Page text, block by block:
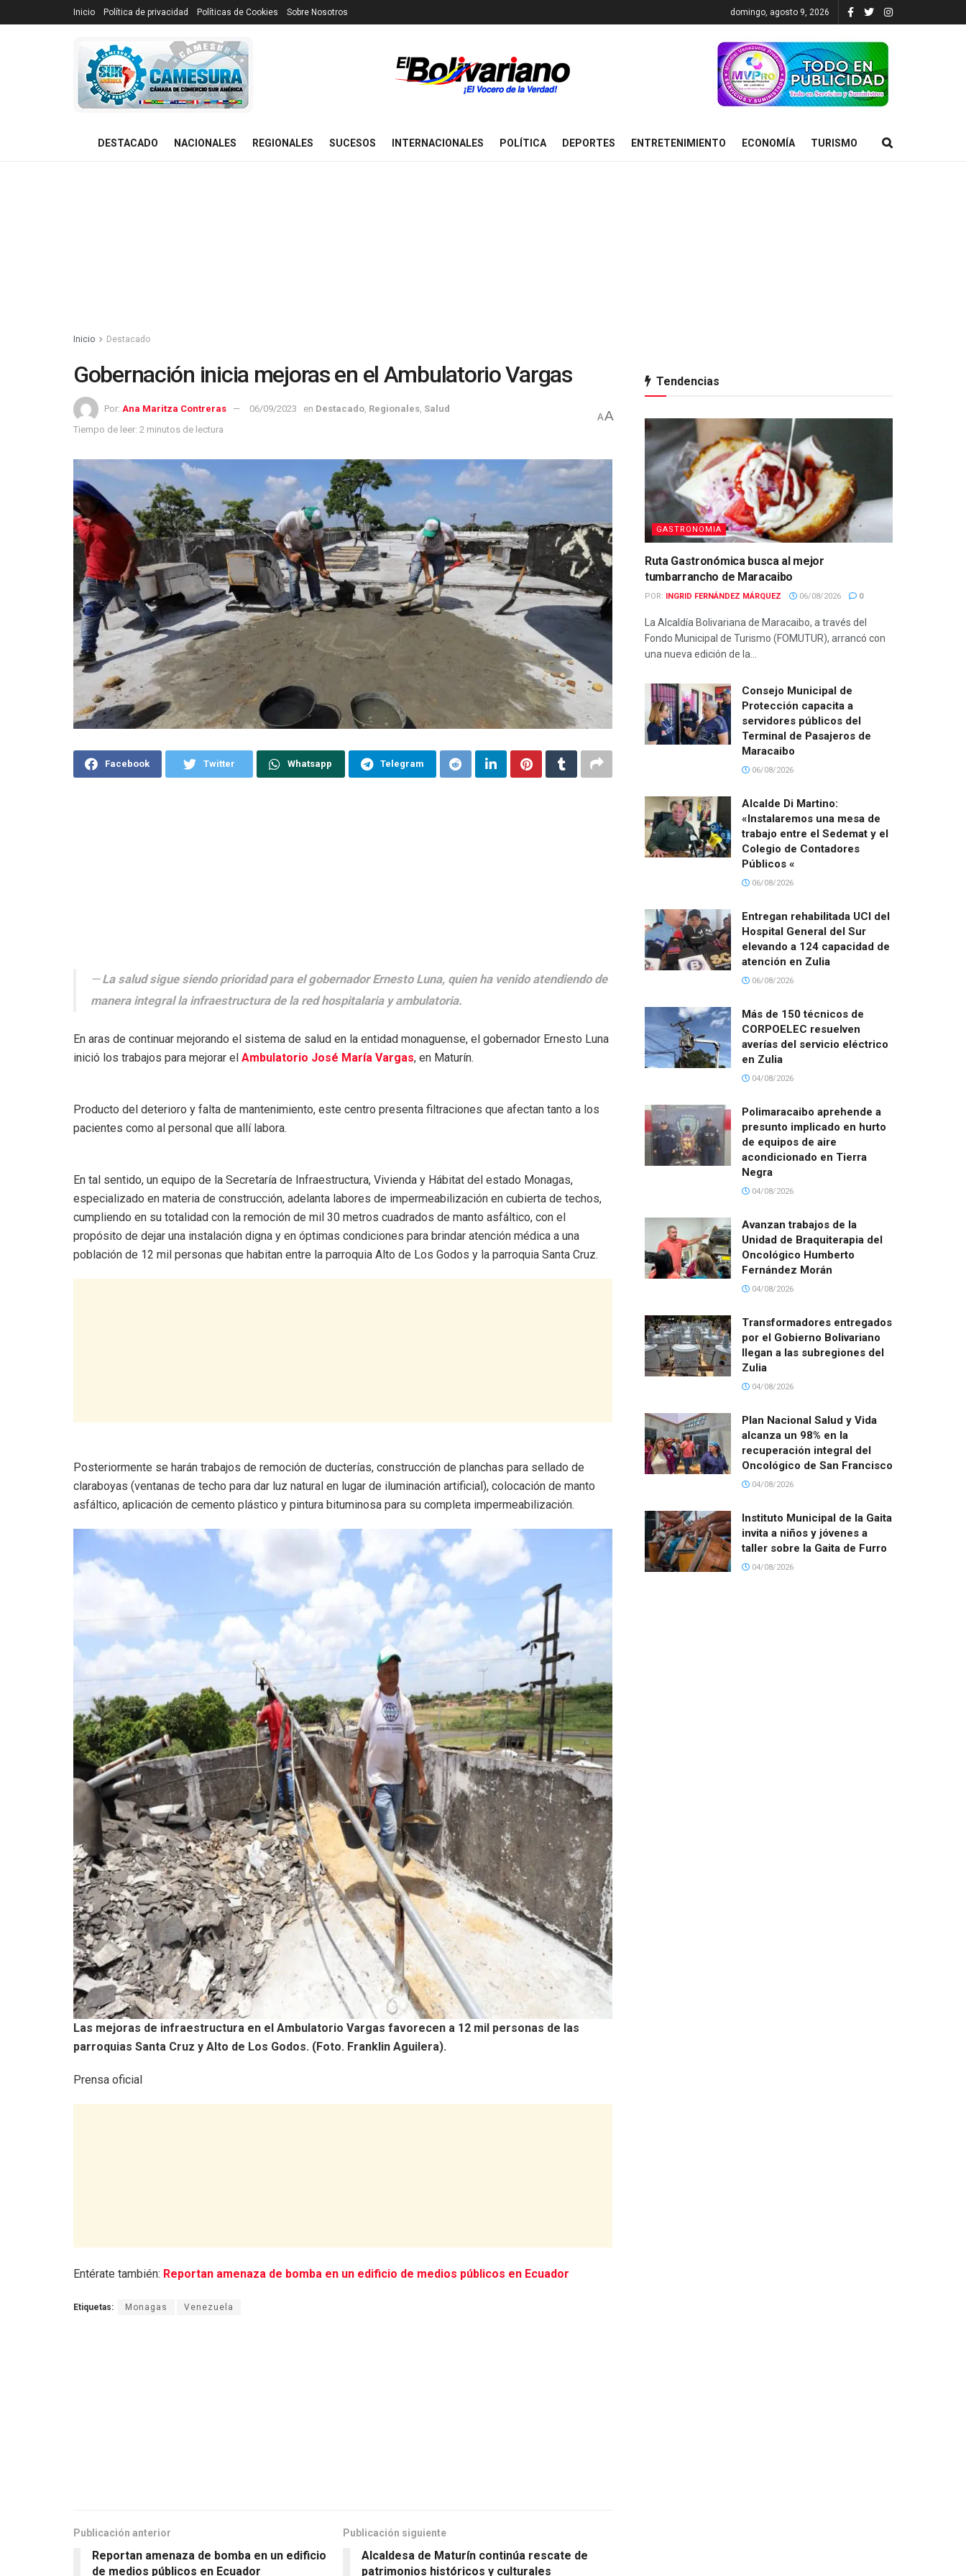
Inicio Política de privacidad Políticas de Cookies Sobre Nosotros domingo, agosto 9, 2026
DESTACADO NACIONALES REGIONALES SUCESOS INTERNACIONALES POLÍTICA DEPORTES ENTRETENIMIENTO ECONOMÍA TURISMO
Inicio Destacado
Gobernación inicia mejoras en el Ambulatorio Vargas
Por: Ana Maritza Contreras 06/09/2023 en Destacado Regionales Salud
Tiempo de leer: 2 minutos de lectura
AA
Facebook Twitter Whatsapp Telegram
La salud sigue siendo prioridad para el gobernador Ernesto Luna, quien ha venido atendiendo de
manera integral la infraestructura de la red hospitalaria y ambulatoria.
En aras de continuar mejorando el sistema de salud en la entidad monaguense, el gobernador Ernesto Luna
inició los trabajos para mejorar el Ambulatorio José María Vargas, en Maturín.
Producto del deterioro y falta de mantenimiento, este centro presenta filtraciones que afectan tanto a los
pacientes como al personal que allí labora.
En tal sentido, un equipo de la Secretaría de Infraestructura, Vivienda y Hábitat del estado Monagas,
especializado en materia de construcción, adelanta labores de impermeabilización en cubierta de techos,
cumpliendo en su totalidad con la remoción de mil 30 metros cuadrados de manto asfáltico, con el
propósito de dejar una instalación digna y en óptimas condiciones para brindar atención médica a una
población de 12 mil personas que habitan entre la parroquia Alto de Los Godos y la parroquia Santa Cruz.
Posteriormente se harán trabajos de remoción de ducterías, construcción de planchas para sellado de
claraboyas (ventanas de techo para dar luz natural en lugar de iluminación artificial), colocación de manto
asfáltico, aplicación de cemento plástico y pintura bituminosa para su completa impermeabilización.
Las mejoras de infraestructura en el Ambulatorio Vargas favorecen a 12 mil personas de las
parroquias Santa Cruz y Alto de Los Godos. (Foto. Franklin Aguilera).
Prensa oficial
Entérate también: Reportan amenaza de bomba en un edificio de medios públicos en Ecuador
Etiquetas: Monagas Venezuela
Publicación anterior
Reportan amenaza de bomba en un edificio
de medios públicos en Ecuador
Publicación siguiente
Alcaldesa de Maturín continúa rescate de
patrimonios históricos y culturales
Tendencias
GASTRONOMIA
Ruta Gastronómica busca al mejor
tumbarrancho de Maracaibo
POR: INGRID FERNÁNDEZ MÁRQUEZ 06/08/2026 0
La Alcaldía Bolivariana de Maracaibo, a través del
Fondo Municipal de Turismo (FOMUTUR), arrancó con
una nueva edición de la...
Consejo Municipal de
Protección capacita a
servidores públicos del
Terminal de Pasajeros de
Maracaibo
06/08/2026
Alcalde Di Martino:
«Instalaremos una mesa de
trabajo entre el Sedemat y el
Colegio de Contadores
Públicos «
06/08/2026
Entregan rehabilitada UCI del
Hospital General del Sur
elevando a 124 capacidad de
atención en Zulia
06/08/2026
Más de 150 técnicos de
CORPOELEC resuelven
averías del servicio eléctrico
en Zulia
04/08/2026
Polimaracaibo aprehende a
presunto implicado en hurto
de equipos de aire
acondicionado en Tierra
Negra
04/08/2026
Avanzan trabajos de la
Unidad de Braquiterapia del
Oncológico Humberto
Fernández Morán
04/08/2026
Transformadores entregados
por el Gobierno Bolivariano
llegan a las subregiones del
Zulia
04/08/2026
Plan Nacional Salud y Vida
alcanza un 98% en la
recuperación integral del
Oncológico de San Francisco
04/08/2026
Instituto Municipal de la Gaita
invita a niños y jóvenes a
taller sobre la Gaita de Furro
04/08/2026